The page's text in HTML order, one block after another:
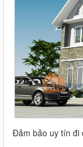
Đảm bảo uy tín đi